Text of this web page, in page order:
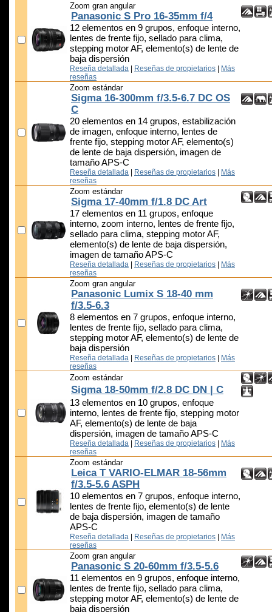
Zoom gran angular
Panasonic S Pro 16-35mm f/4
12 elementos en 9 grupos, enfoque interno,
lentes de frente fijo, sellado para clima,
stepping motor AF, elemento(s) de lente de
baja dispersión
Reseña detallada Reseñas de propietarios
Más
reseñas
Zoom estándar
Sigma 16-300mm f/3.5-6.7 DC OS
C
20 elementos en 14 grupos, estabilización
de imagen, enfoque interno, lentes de
frente fijo, stepping motor AF, elemento(s)
de lente de baja dispersión, imagen de
tamaño APS-C
Reseña detallada Reseñas de propietarios
Más
reseñas
Zoom estándar
Sigma 17-40mm f/1.8 DC Art
17 elementos en 11 grupos, enfoque
interno, zoom interno, lentes de frente fijo,
sellado para clima, stepping motor AF,
elemento(s) de lente de baja dispersión,
imagen de tamaño APS-C
Reseña detallada Reseñas de propietarios
Más
reseñas
Zoom gran angular
Panasonic Lumix S 18-40 mm
f/3.5-6.3
8 elementos en 7 grupos, enfoque interno,
lentes de frente fijo, sellado para clima,
stepping motor AF, elemento(s) de lente de
baja dispersión
Reseña detallada Reseñas de propietarios
Más
reseñas
Zoom estándar
Sigma 18-50mm f/2.8 DC DN | C
13 elementos en 10 grupos, enfoque
interno, lentes de frente fijo, stepping motor
AF, elemento(s) de lente de baja
dispersión, imagen de tamaño APS-C
Reseña detallada Reseñas de propietarios
Más
reseñas
Zoom estándar
Leica T VARIO-ELMAR 18-56mm
f/3.5-5.6 ASPH
10 elementos en 7 grupos, enfoque interno,
lentes de frente fijo, elemento(s) de lente
de baja dispersión, imagen de tamaño
APS-C
Reseña detallada Reseñas de propietarios
Más
reseñas
Zoom gran angular
Panasonic S 20-60mm f/3.5-5.6
11 elementos en 9 grupos, enfoque interno,
lentes de frente fijo, sellado para clima,
stepping motor AF, elemento(s) de lente de
baja dispersión